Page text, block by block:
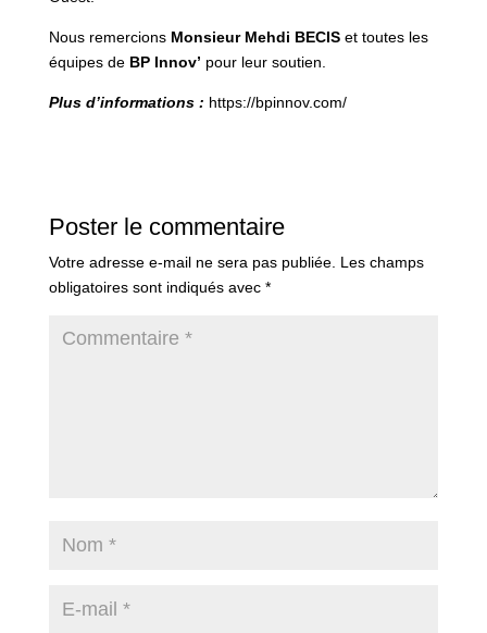
Nous remercions Monsieur Mehdi BECISet toutes les
équipes de BP Innov’ pour leur soutien.
Plus d’informations : https://bpinnov.com/
Poster le commentaire
Votre adresse e-mail ne sera pas publiée. Les champs
obligatoires sont indiqués avec *